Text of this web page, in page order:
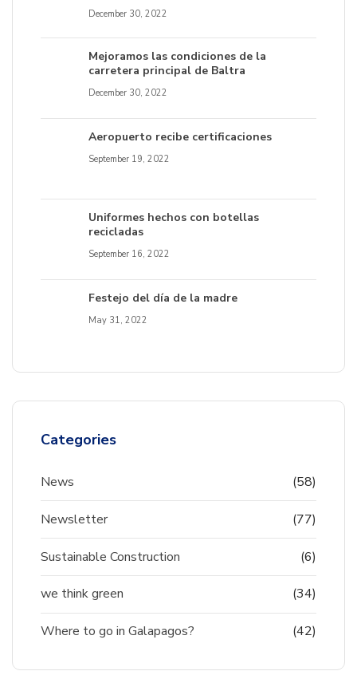
December 30, 2022
Mejoramos las condiciones de la
carretera principal de Baltra
December 30, 2022
Aeropuerto recibe certificaciones
September 19, 2022
Uniformes hechos con botellas
recicladas
September 16, 2022
Festejo del día de la madre
May 31, 2022
Categories
News (58)
Newsletter (77)
Sustainable Construction (6)
we think green (34)
Where to go in Galapagos? (42)